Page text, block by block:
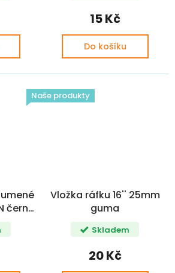
15 Kč
Do košíku
černo
Naše produkty
Vložka ráfku 16'' 25mm
guma
Skladem
20 Kč